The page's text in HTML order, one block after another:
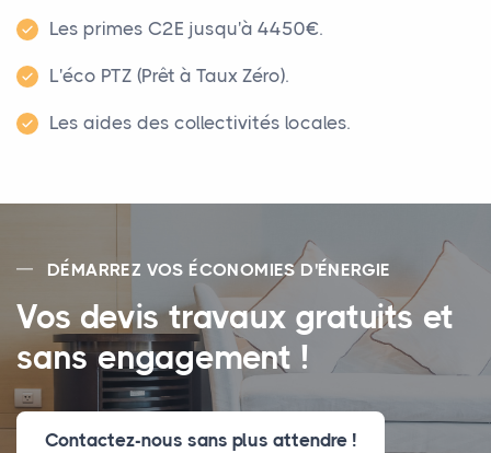
Les primes C2E jusqu'à 4450€.
L'éco PTZ (Prêt à Taux Zéro).
Les aides des collectivités locales.
DÉMARREZ VOS ÉCONOMIES D'ÉNERGIE
Vos devis travaux gratuits et
sans engagement !
Contactez-nous sans plus attendre !